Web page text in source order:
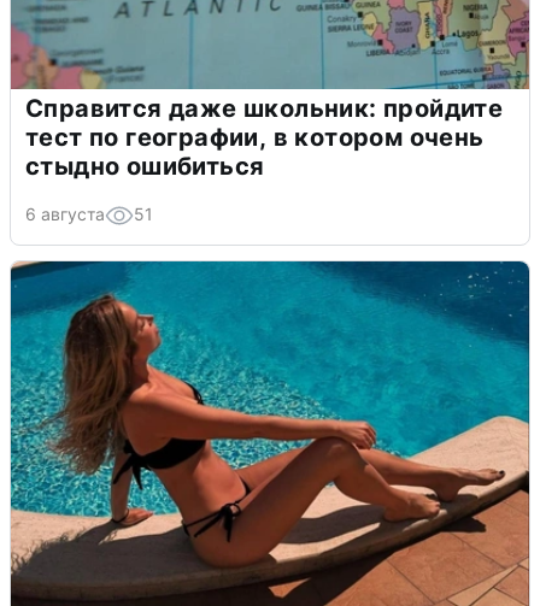
Справится даже школьник: пройдите
тест по географии, в котором очень
стыдно ошибиться
6 августа 51